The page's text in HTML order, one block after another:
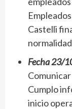
Castelli
Fecha 23/
Cumplo
inicio